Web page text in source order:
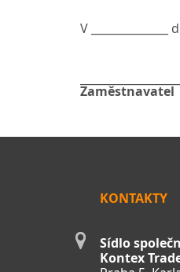
V ______________
Zaměstnavatel
KONTAKTY
Sídlo
Kontex